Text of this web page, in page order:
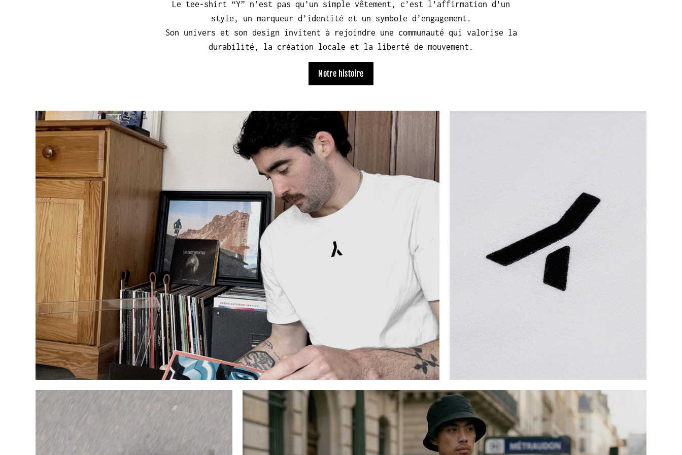
Le tee-shirt “Y” n’est pas qu’un simple vêtement, c’est l'affirmation d'un
style, un marqueur d’identité et un symbole d’engagement.
Son univers et son design invitent à rejoindre une communauté qui valorise la
durabilité, la création locale et la liberté de mouvement.
Notre histoire